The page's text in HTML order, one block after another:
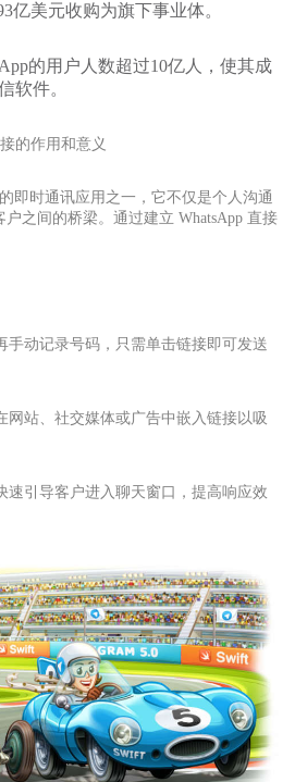
亿美元收购为旗下事业体。
的用户人数超过10亿人，使其成
软件。
的作用和意义
即时通讯应用之一，它不仅是个人沟通
之间的桥梁。通过建立 WhatsApp 直接
手动记录号码，只需单击链接即可发送
网站、社交媒体或广告中嵌入链接以吸
速引导客户进入聊天窗口，提高响应效